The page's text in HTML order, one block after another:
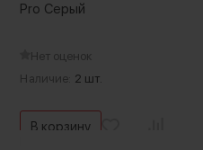
Pro Серый
Нет оценок
Наличие: 2 шт.
В корзину